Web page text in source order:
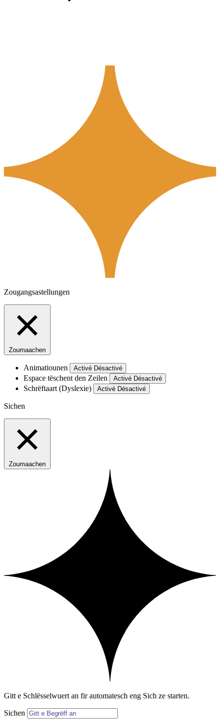
Zougangsastellungen
Zoumaachen
Animatiounen Activé Désactivé
Espace tëschent den Zeilen Activé Désactivé
Schrëftaart (Dyslexie) Activé Désactivé
Sichen
Zoumaachen
Gitt e Schlësselwuert an fir automatesch eng Sich ze starten.
Sichen